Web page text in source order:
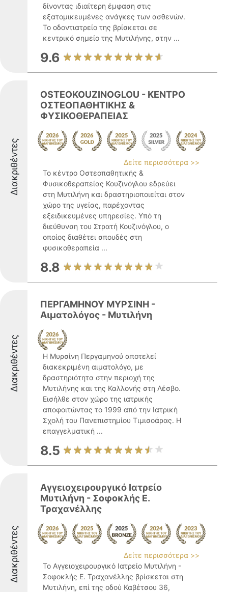
δίνοντας ιδιαίτερη έμφαση στις
εξατομικευμένες ανάγκες των ασθενών.
Το οδοντιατρείο της βρίσκεται σε
κεντρικό σημείο της Μυτιλήνης, στην ...
9.6
Διακριθέντες
OSTEOKOUZINOGLOU - ΚΕΝΤΡΟ
ΟΣΤΕΟΠΑΘΗΤΙΚΗΣ &
ΦΥΣΙΚΟΘΕΡΑΠΕΙΑΣ
Δείτε περισσότερα >>
Το κέντρο Οστεοπαθητικής &
Φυσικοθεραπείας Κουζινόγλου εδρεύει
στη Μυτιλήνη και δραστηριοποιείται στον
χώρο της υγείας, παρέχοντας
εξειδικευμένες υπηρεσίες. Υπό τη
διεύθυνση του Στρατή Κουζινόγλου, ο
οποίος διαθέτει σπουδές στη
φυσικοθεραπεία ...
8.8
Διακριθέντες
ΠΕΡΓΑΜΗΝΟΥ ΜΥΡΣΙΝΗ -
Αιματολόγος - Μυτιλήνη
Η Μυρσίνη Περγαμηνού αποτελεί
διακεκριμένη αιματολόγο, με
δραστηριότητα στην περιοχή της
Μυτιλήνης και της Καλλονής στη Λέσβο.
Εισήλθε στον χώρο της ιατρικής
αποφοιτώντας το 1999 από την Ιατρική
Σχολή του Πανεπιστημίου Τιμισοάρας. Η
επαγγελματική ...
8.5
Διακριθέντες
Αγγειοχειρουργικό Ιατρείο
Μυτιλήνη - Σοφοκλής Ε.
Τραχανέλλης
Δείτε περισσότερα >>
Το Αγγειοχειρουργικό Ιατρείο Μυτιλήνη -
Σοφοκλής Ε. Τραχανέλλης βρίσκεται στη
Μυτιλήνη, επί της οδού Καβέτσου 36,